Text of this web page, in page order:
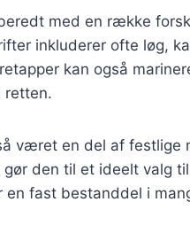
med en række
inkluderer ofte løg,
kan også
retten.
været en del af festlige
den til et ideelt valg
en fast bestanddel i